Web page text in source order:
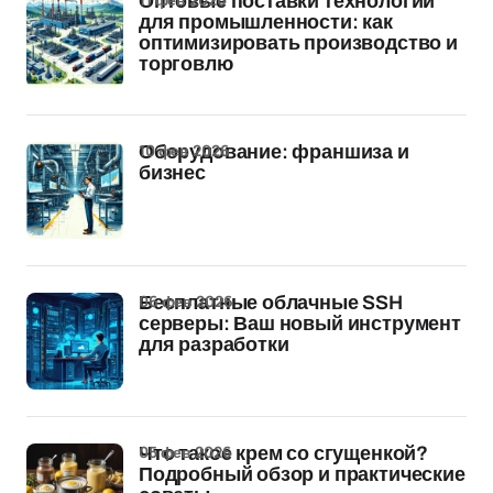
для промышленности: как
оптимизировать производство и
торговлю
Оборудование: франшиза и
бизнес
10 фев 2026
Бесплатные облачные SSH
серверы: Ваш новый инструмент
для разработки
06 фев 2026
Что такое крем со сгущенкой?
Подробный обзор и практические
05 фев 2026